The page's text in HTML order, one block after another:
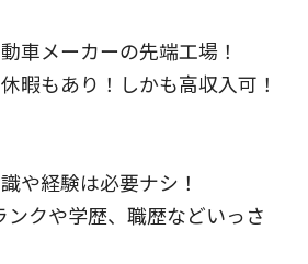
車メーカーの先端工場！
暇もあり！しかも高収入可！
や経験は必要ナシ！
ンクや学歴、職歴などいっさ